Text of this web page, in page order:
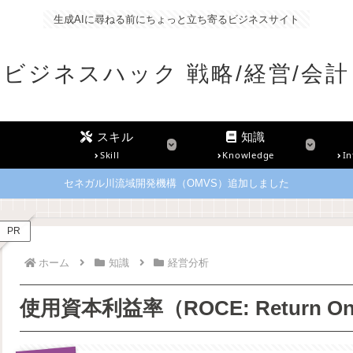
生成AIに尋ねる前にちょっと立ち寄るビジネスサイト
ビジネスハック 戦略/経営/会計
スキル
Skill
知識
Knowledge
セネガル川流域開発機構（OMVS）追加しました
PR
ホーム 知識 経営分析
使用資本利益率（ROCE: Return